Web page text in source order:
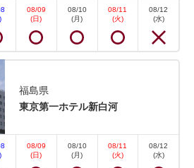
11:00まで
い方へ素泊まりプランをご用意
事、観光など予定がいっぱいの
天然温泉大浴場が無料でご利用
Wi-Fi完備 ☆庄内産おいしい水
お客様一人に1本プレゼント！
08/09
(日)
08/10
(月)
08/11
(火)
08/12
(水)
福島県
東京第一ホテル新白河
08/09
(日)
08/10
(月)
08/11
(火)
08/12
(水)